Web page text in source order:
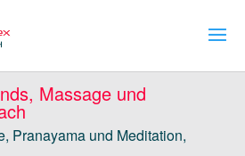
Massage und
Pranayama und Meditation,